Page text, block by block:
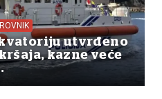
utvrđeno
kazne veće